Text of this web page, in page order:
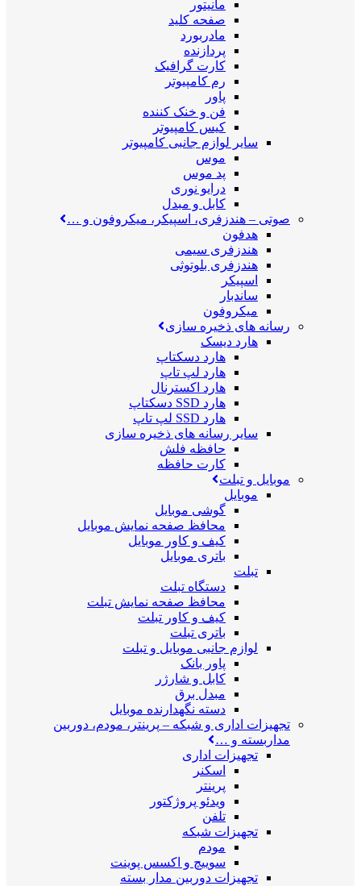
مانیتور
صفحه کلید
مادربورد
پردازنده
کارت گرافیک
رم کامپیوتر
پاور
فن و خنک کننده
کیس کامپیوتر
سایر لوازم جانبی کامپیوتر
موس
پد موس
درایو نوری
کابل و مبدل
صوتی – هندزفری، اسپیکر، میکروفون و …
هدفون
هندزفری سیمی
هندزفری بلوتوثی
اسپیکر
ساندبار
میکروفون
رسانه های ذخیره سازی
هارد دیسک
هارد دسکتاپ
هارد لپ تاپ
هارد اکسترنال
هارد SSD دسکتاپ
هارد SSD لپ تاپ
سایر رسانه های ذخیره سازی
حافظه فلش
کارت حافظه
موبایل و تبلت
موبایل
گوشی موبایل
محافظ صفحه نمایش موبایل
کیف و کاور موبایل
باتری موبایل
تبلت
دستگاه تبلت
محافظ صفحه نمایش تبلت
کیف و کاور تبلت
باتری تبلت
لوازم جانبی موبایل و تبلت
پاور بانک
کابل و شارژر
مبدل برق
دسته نگهدارنده موبایل
تجهیزات اداری و شبکه – پرینتر، مودم، دوربین
مداربسته و …
تجهیزات اداری
اسکنر
پرینتر
ویدئو پروژکتور
تلفن
تجهیزات شبکه
مودم
سوییچ و اکسس پوینت
تجهیزات دوربین مدار بسته